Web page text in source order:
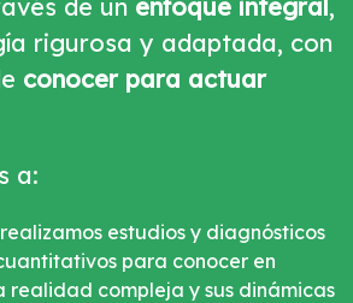
de un enfoque integral,
rigurosa y adaptada, con
conocer para actuar
a:
estudios y diagnósticos
para conocer en
realidad compleja y sus dinámicas